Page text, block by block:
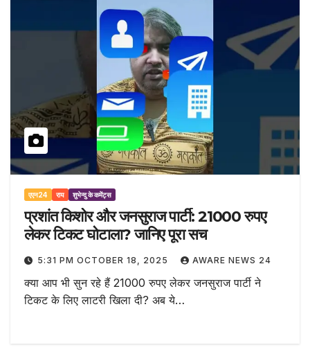
एएन24 राय शुभेन्दु के कमेंट्स
प्रशांत किशोर और जनसुराज पार्टी: 21000 रुपए
लेकर टिकट घोटाला? जानिए पूरा सच
5:31 PM OCTOBER 18, 2025 AWARE NEWS 24
क्या आप भी सुन रहे हैं 21000 रुपए लेकर जनसुराज पार्टी ने
टिकट के लिए लाटरी खिला दी? अब ये…